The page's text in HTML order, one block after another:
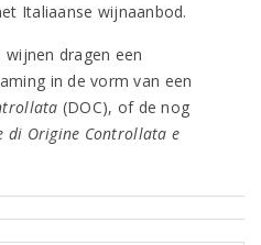
Italiaanse wijnaanbod.
dragen een
in de vorm van een
(DOC), of de nog
di Origine Controllata e